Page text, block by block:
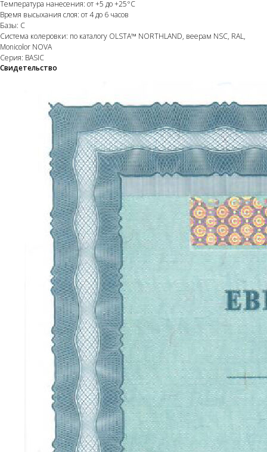
Температура нанесения: от +5 до +25°С
Время высыхания слоя: от 4 до 6 часов
Базы: C
Система колеровки: по каталогу OLSTA™ NORTHLAND, веерам NSC, RAL,
Monicolor NOVA
Серия: BASIC
Свидетельство